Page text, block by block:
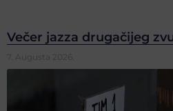
Večer jazza drugačijeg
7. Augusta 2026.